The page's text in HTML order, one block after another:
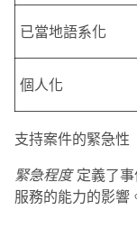
已當地語系化
個人化
支持案件的緊急性
緊急程度 定義了
服務的能力的影響